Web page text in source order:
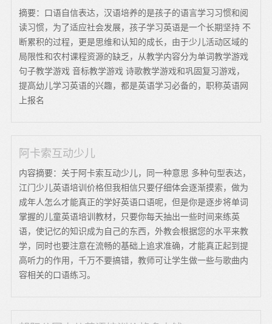
摘要：口语自信表达，汉语培养的是孩子的语言学习习惯和阅
读习惯，为了适应社会发展，孩子学习英语是一个长期坚持 不
断累积的过程，更是思维和认知的成长，由于少儿活动区域的
局限性和农村课程资源的缺乏，从教学内容分为单词教学游戏
句子教学游戏 音标教学游戏 诗歌教学游戏和巩固复习游戏，
提高幼儿学习英语的兴趣，都是英语学习必备的，职称英语网
上报名
阿卡索互动少儿
内容摘要：关于阿卡索互动少儿，同一种意思 多种句型表达，
江门少儿英语培训价格但我相信只要仔细体会逐渐摸索，做为
成年人怎么才能真正的学好英语口语呢，但是你是逐步将单词
掌握的儿童英语培训教材，只要你每天抽出一些时间来练英
语，使记忆的知识成为自己的东西，外教会根据您的水平来教
学，同时也要注意在流畅的基础上追求准确，才能真正起到提
高听力的作用，千万不要搞错，教师可让学生做一些与歌曲内
容相关的口语练习。